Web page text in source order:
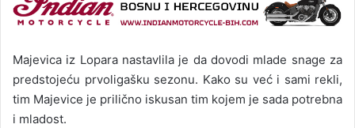
Majevica iz Lopara nastavlila je da dovodi mlade snage za
predstojeću prvoligašku sezonu. Kako su već i sami rekli,
tim Majevice je prilično iskusan tim kojem je sada potrebna
i mladost.